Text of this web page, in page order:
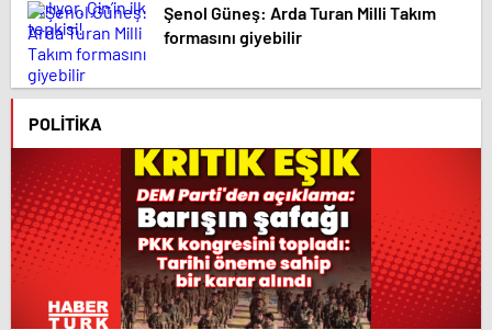
Şenol Güneş: Arda Turan Milli Takım
formasını giyebilir
POLITIKA